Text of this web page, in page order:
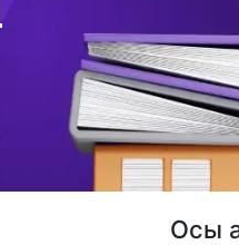
Осы